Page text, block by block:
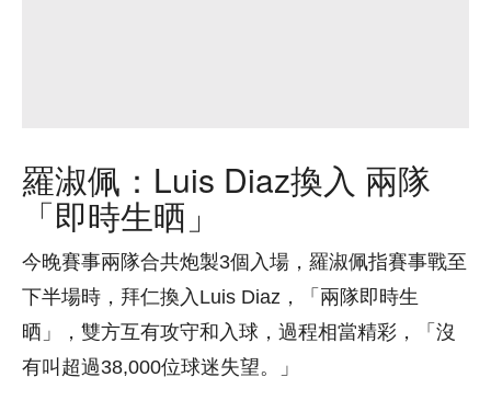
羅淑佩：Luis Diaz換入 兩隊
「即時生晒」
今晚賽事兩隊合共炮製3個入場，羅淑佩指賽事戰至
下半場時，拜仁換入Luis Diaz，「兩隊即時生
晒」，雙方互有攻守和入球，過程相當精彩，「沒
有叫超過38,000位球迷失望。」